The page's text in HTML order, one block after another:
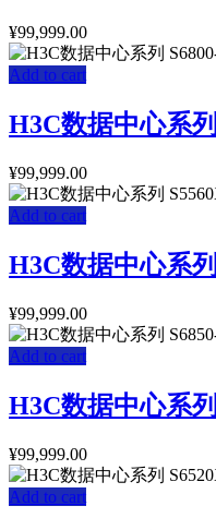
¥99,999.00
Add to cart
H3C数据中心系
¥99,999.00
Add to cart
H3C数据中心系
¥99,999.00
Add to cart
H3C数据中心系
¥99,999.00
Add to cart